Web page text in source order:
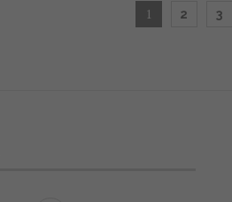
1 2 3